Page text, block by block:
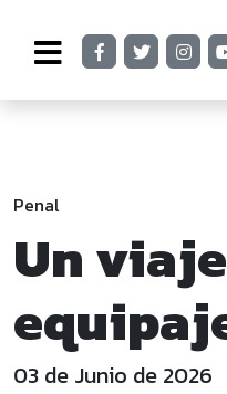
Penal
Un
03 de Junio de 2026